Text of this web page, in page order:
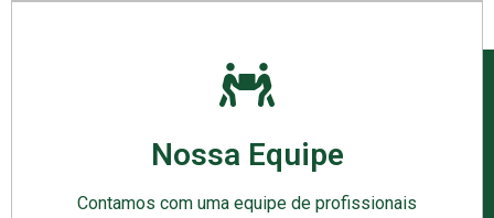
Nossa Equipe
Contamos com uma equipe de profissionais